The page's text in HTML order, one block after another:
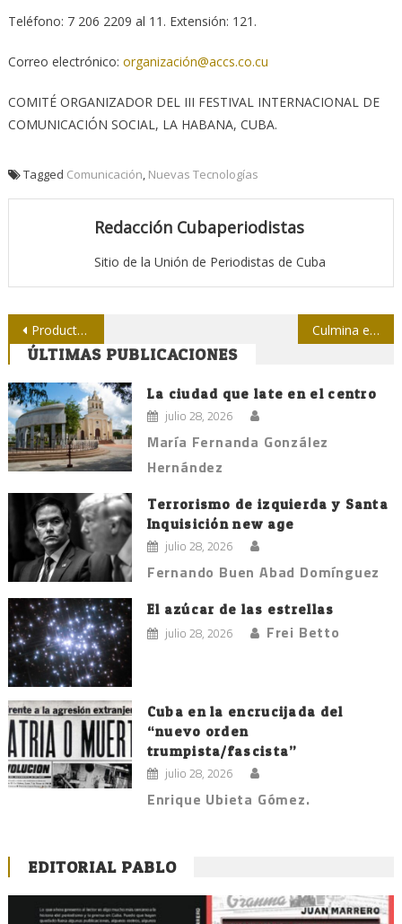
Teléfono: 7 206 2209 al 11. Extensión: 121.
Correo electrónico: organización@accs.co.cu
COMITÉ ORGANIZADOR DEL III FESTIVAL INTERNACIONAL DE
COMUNICACIÓN SOCIAL, LA HABANA, CUBA.
Tagged Comunicación, Nuevas Tecnologías
Redacción Cubaperiodistas
Sitio de la Unión de Periodistas de Cuba
Navegación
de
entradas
Productos comunicativos por la No violencia de género Culmina en Holguín Congreso Nacional de Historia
ÚLTIMAS PUBLICACIONES
La ciudad que late en el centro
julio 28, 2026
María Fernanda González
Hernández
Terrorismo de izquierda y Santa
Inquisición new age
julio 28, 2026
Fernando Buen Abad Domínguez
El azúcar de las estrellas
julio 28, 2026 Frei Betto
Cuba en la encrucijada del
“nuevo orden
trumpista/fascista”
julio 28, 2026
Enrique Ubieta Gómez.
EDITORIAL PABLO